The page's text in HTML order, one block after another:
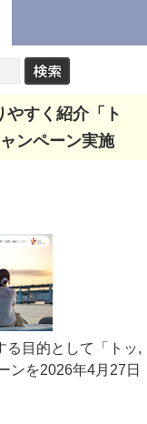
すく紹介「ト
ンペーン実施
る目的として「トッ,
ンを2026年4月27日